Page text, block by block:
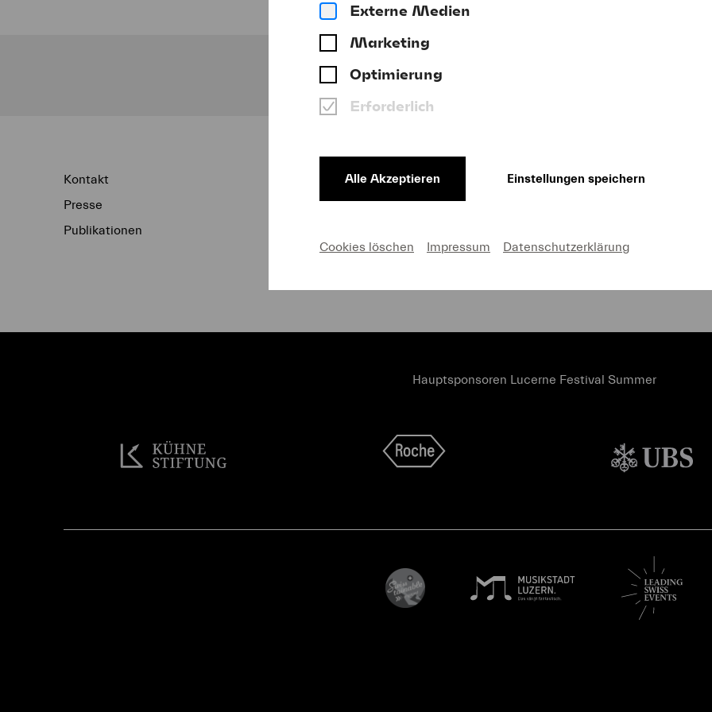
Unterstützen Sie uns jetzt mit Ihrer
Kontakt
Presse
Publikationen
Konzertarchiv
AGB
Hauptsponsoren Lucerne Festival Summer
Externe Medien
Marketing
Optimierung
Erforderlich
Alle Akzeptieren Einstellungen speichern
Cookies löschen Impressum Datenschutzerklärung